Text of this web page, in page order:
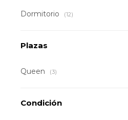
Dormitorio (12)
Plazas
Queen (3)
Condición